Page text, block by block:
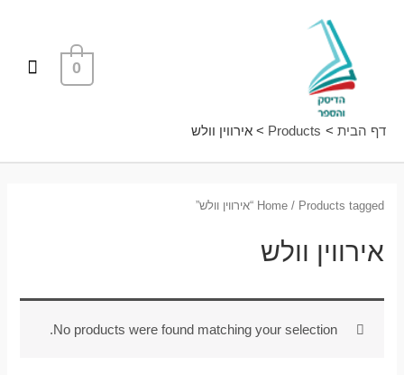
ראשי
0
דף הבית Products אירווין וולש
Home/ Products tagged “אירווין וולש”
אירווין וולש
No products were found matching your selection.